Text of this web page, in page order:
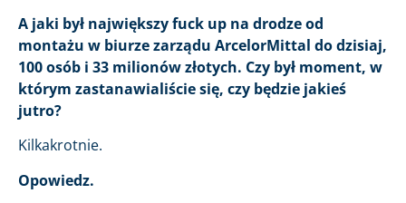
A jaki był największy fuck up na drodze od
montażu w biurze zarządu ArcelorMittal do dzisiaj,
100 osób i 33 milionów złotych. Czy był moment, w
którym zastanawialiście się, czy będzie jakieś
jutro?
Kilkakrotnie.
Opowiedz.